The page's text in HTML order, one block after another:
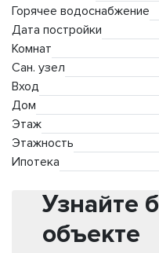
Горячее водоснабжение
Дата постройки
Комнат
Сан. узел
Вход
Дом
Этаж
Этажность
Ипотека
Узнайте
объекте